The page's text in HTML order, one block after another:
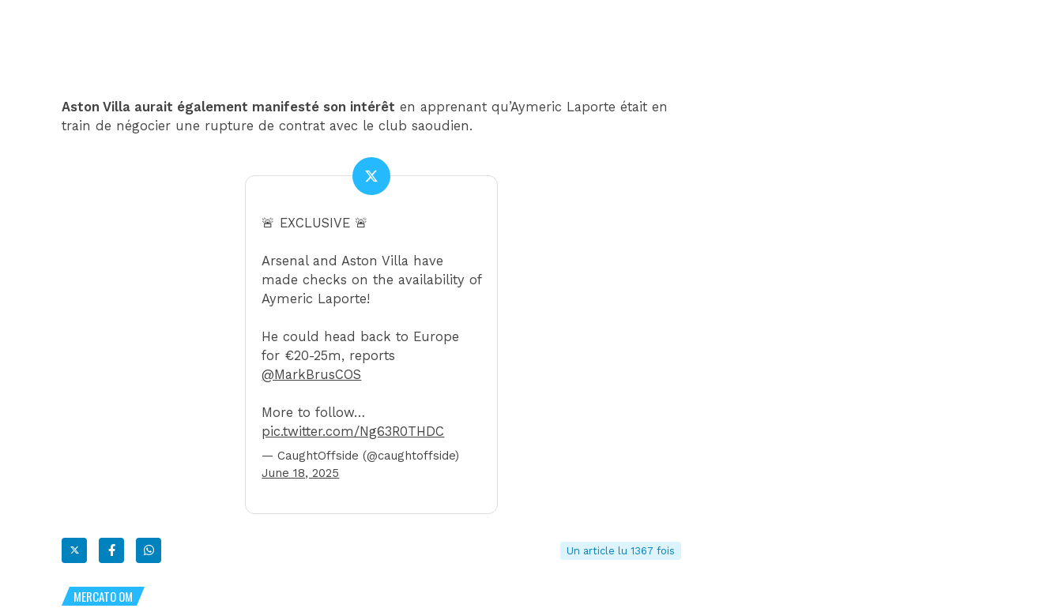
Aston Villa aurait également manifesté son intérêt en apprenant qu’Aymeric Laporte était en
train de négocier une rupture de contrat avec le club saoudien.
🚨 EXCLUSIVE 🚨
Arsenal and Aston Villa have
made checks on the availability of
Aymeric Laporte!
He could head back to Europe
for €20-25m, reports
@MarkBrusCOS
More to follow…
pic.twitter.com/Ng63R0THDC
— CaughtOffside (@caughtoffside)
June 18, 2025
Un article lu 1367 fois
MERCATO OM